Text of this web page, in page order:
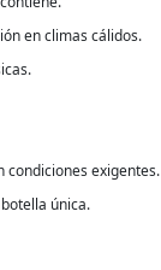
en climas cálidos.
condiciones exigentes.
única.